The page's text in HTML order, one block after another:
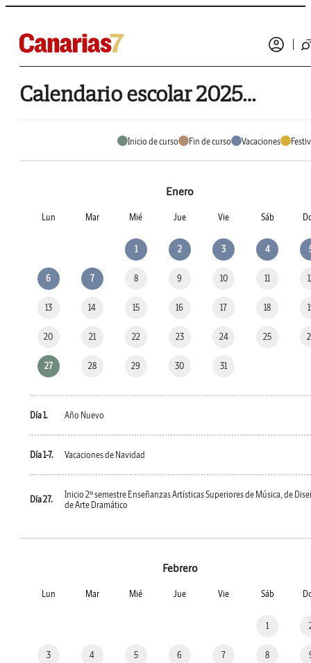
Calendario escolar 2025 de Betancuria
Inicio de curso Fin de curso Vacaciones
Enero
Lun Mar Mié Jue Vie Sáb
1 2 3 4
6 7 8 9 10 11
13 14 15 16 17 18
20 21 22 23 24 25
27 28 29 30 31
Día 1. Año Nuevo
Día 1-7. Vacaciones de Navidad
Día 27.
Inicio 2º semestre Enseñanzas Artísticas Superiores de Música, de
de Arte Dramático
Febrero
Lun Mar Mié Jue Vie Sáb
1
3 4 5 6 7 8